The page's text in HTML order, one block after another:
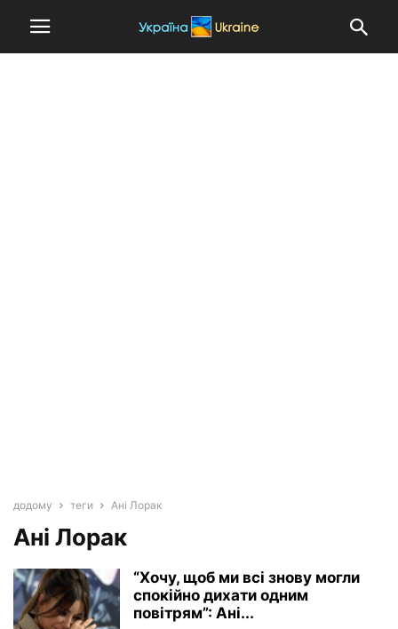
додому теги Ані Лорак
Ані Лорак
“Хочу, щоб ми всі знову могли
спокійно дихати одним
повітрям”: Ані...